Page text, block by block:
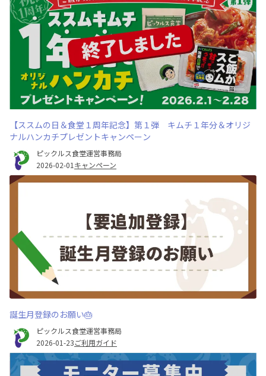
【ススムの日＆食堂１周年記念】第１弾 キムチ１年分＆オリジ
ナルハンカチプレゼントキャンペーン
ピックルス食堂運営事務局
2026-02-01 キャンペーン
誕生月登録のお願い🎂
ピックルス食堂運営事務局
2026-01-23ご利用ガイド